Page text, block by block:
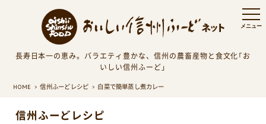
長寿日本一の恵み。バラエティ豊かな、信州の農畜産物と食文化「お
いしい信州ふーど」
HOME 信州ふーどレシピ 白菜で簡単蒸し煮カレー
信州ふーどレシピ